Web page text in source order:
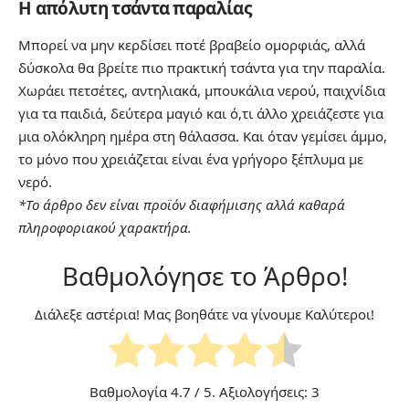
Η απόλυτη τσάντα παραλίας
Μπορεί να μην κερδίσει ποτέ βραβείο ομορφιάς, αλλά
δύσκολα θα βρείτε πιο πρακτική τσάντα για την παραλία.
Χωράει πετσέτες, αντηλιακά, μπουκάλια νερού, παιχνίδια
για τα παιδιά, δεύτερα μαγιό και ό,τι άλλο χρειάζεστε για
μια ολόκληρη ημέρα στη θάλασσα. Και όταν γεμίσει άμμο,
το μόνο που χρειάζεται είναι ένα γρήγορο ξέπλυμα με
νερό.
*Το άρθρο δεν είναι προϊόν διαφήμισης αλλά καθαρά
πληροφοριακού χαρακτήρα.
Βαθμολόγησε το Άρθρο!
Διάλεξε αστέρια! Μας βοηθάτε να γίνουμε Καλύτεροι!
Βαθμολογία 4.7 / 5. Αξιολογήσεις: 3